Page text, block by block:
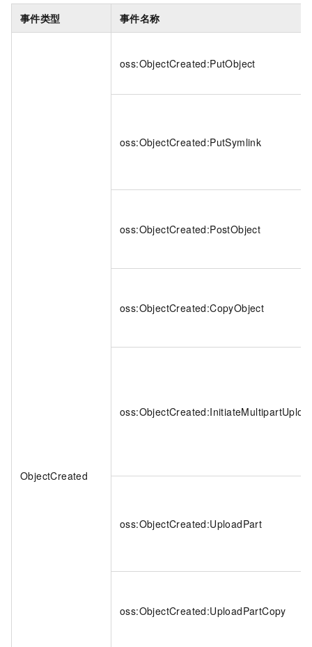
事件类型 事件名称
ObjectCreated
oss:ObjectCreated:PutObject
oss:ObjectCreated:PutSymlink
oss:ObjectCreated:PostObject
oss:ObjectCreated:CopyObject
oss:ObjectCreated:UploadPart
oss:ObjectCreated:UploadPartCopy